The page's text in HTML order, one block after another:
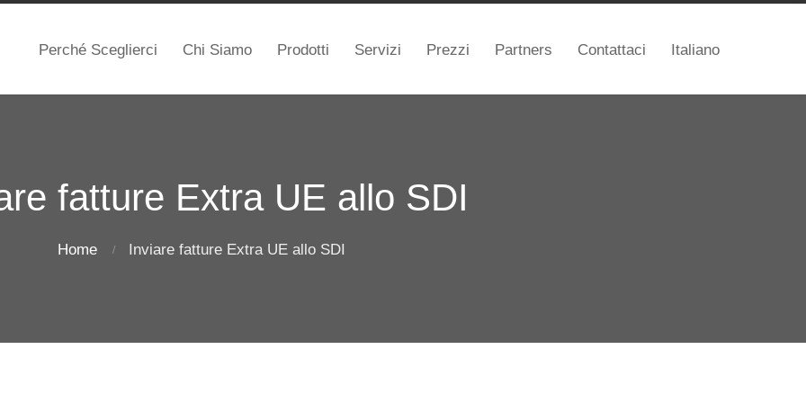
Perché Sceglierci Chi Siamo Prodotti Servizi Prezzi Partners Contattaci Italiano
fatture Extra UE allo SDI
Home Inviare fatture Extra UE allo SDI